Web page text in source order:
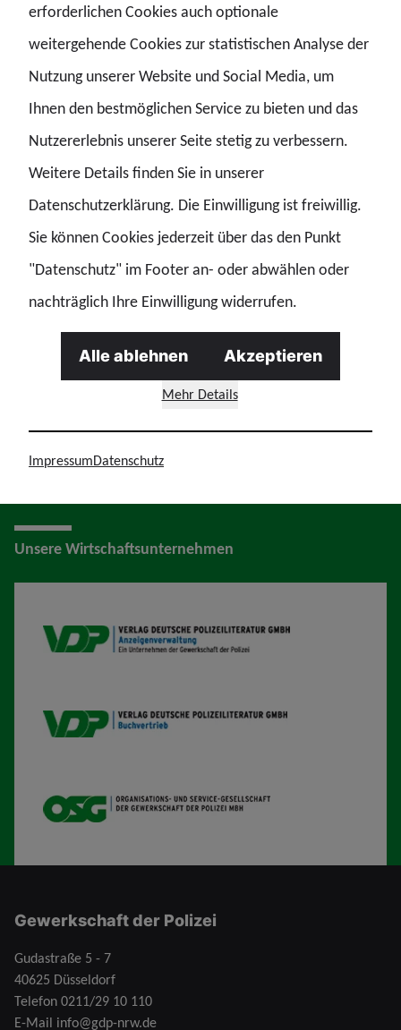
Ja, ich habe dieHinweise
, wie die GdP mit
meinen personenbezogenen Daten umgeht, zu
welchen weiteren Zwecken meine Daten verarbeitet
werden, die Rechtsgrundlagen der Verarbeitung
sowie meine persönlichen Datenschutzrechte
gelesen. *
Unsere Wirtschaftsunternehmen
VDP AV
VDP B
OSG
Gewerkschaft der Polizei
Gudastraße 5 - 7
40625 Düsseldorf
Telefon 0211/29 10 110
E-Mail info@gdp-nrw.de
erforderlichen Cookies auch optionale
weitergehende Cookies zur statistischen Analyse der
Nutzung unserer Website und Social Media, um
Ihnen den bestmöglichen Service zu bieten und das
Nutzererlebnis unserer Seite stetig zu verbessern.
Weitere Details finden Sie in unserer
Datenschutzerklärung. Die Einwilligung ist freiwillig.
Sie können Cookies jederzeit über das den Punkt
"Datenschutz" im Footer an- oder abwählen oder
nachträglich Ihre Einwilligung widerrufen.
Mehr Details
Alle ablehnen Akzeptieren
ImpressumDatenschutz